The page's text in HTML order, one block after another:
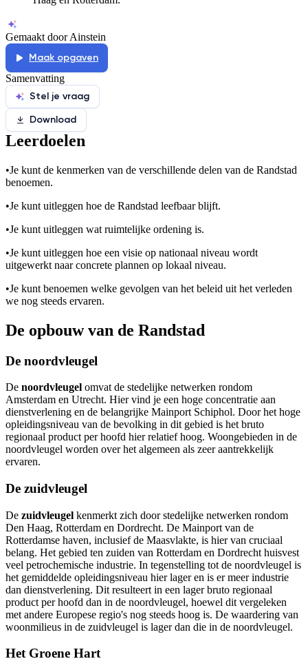
Gemaakt door Ainstein
Maak opgaven
Samenvatting
Stel je vraag
Download
Leerdoelen
•Je kunt de kenmerken van de verschillende delen van de Randstad
benoemen.
•Je kunt uitleggen hoe de Randstad leefbaar blijft.
•Je kunt uitleggen wat ruimtelijke ordening is.
•Je kunt uitleggen hoe een visie op nationaal niveau wordt
uitgewerkt naar concrete plannen op lokaal niveau.
•Je kunt benoemen welke gevolgen van het beleid uit het verleden
we nog steeds ervaren.
De opbouw van de Randstad
De noordvleugel
De noordvleugel omvat de stedelijke netwerken rondom
Amsterdam en Utrecht. Hier vind je een hoge concentratie aan
dienstverlening en de belangrijke Mainport Schiphol. Door het hoge
opleidingsniveau van de bevolking in dit gebied is het bruto
regionaal product per hoofd hier relatief hoog. Woongebieden in de
noordvleugel worden over het algemeen als zeer aantrekkelijk
ervaren.
De zuidvleugel
De zuidvleugel kenmerkt zich door stedelijke netwerken rondom
Den Haag, Rotterdam en Dordrecht. De Mainport van de
Rotterdamse haven, inclusief de Maasvlakte, is hier van cruciaal
belang. Het gebied ten zuiden van Rotterdam en Dordrecht huisvest
veel petrochemische industrie. In tegenstelling tot de noordvleugel is
het gemiddelde opleidingsniveau hier lager en is er meer industrie
dan dienstverlening. Dit resulteert in een lager bruto regionaal
product per hoofd dan in de noordvleugel, hoewel dit vergeleken
met andere Europese regio's nog steeds hoog is. De waardering van
woonmilieus in de zuidvleugel is lager dan die in de noordvleugel.
Het Groene Hart